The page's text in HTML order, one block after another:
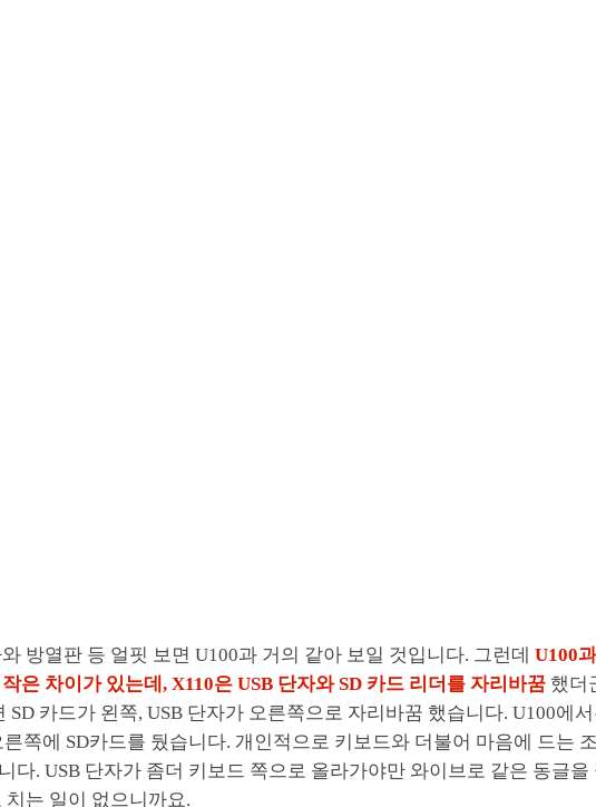
방열판 등 얼핏 보면 U100과 거의 같아 보일 것입니다. 그런데U100
은 차이가 있는데, X110은 USB 단자와 SD 카드 리더를 자리바꿈 했더
SD 카드가 왼쪽, USB 단자가 오른쪽으로 자리바꿈 했습니다. U100에
른쪽에 SD카드를 뒀습니다. 개인적으로 키보드와 더불어 마음에 드는 조
다. USB 단자가 좀더 키보드 쪽으로 올라가야만 와이브로 같은 동글을
치는 일이 없으니까요.